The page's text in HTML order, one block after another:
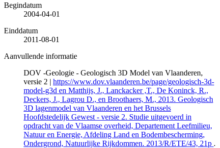
Begindatum
2004-04-01
Einddatum
2011-08-01
Aanvullende informatie
DOV -Geologie - Geologisch 3D Model van Vlaanderen,
versie 2 | https://www.dov.vlaanderen.be/page/geologisch-3d-
model-g3d en Matthijs, J., Lanckacker ,T., De Koninck, R.,
Deckers, J., Lagrou D., en Broothaers, M., 2013. Geologisch
3D lagenmodel van Vlaanderen en het Brussels
Hoofdstedelijk Gewest - versie 2. Studie uitgevoerd in
opdracht van de Vlaamse overheid, Departement Leefmilieu,
Natuur en Energie, Afdeling Land en Bodembescherming,
Ondergrond, Natuurlijke Rijkdommen. 2013/R/ETE/43, 21p .